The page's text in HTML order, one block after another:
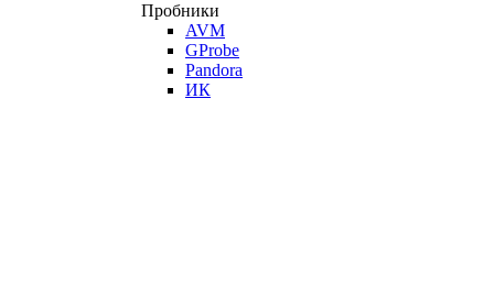
Пробники
AVM
GProbe
Pandora
ИК